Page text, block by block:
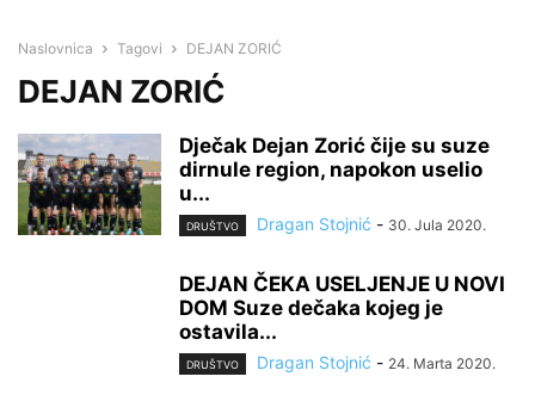
Naslovnica Tagovi DEJAN ZORIĆ
DEJAN ZORIĆ
Dječak Dejan Zorić čije su suze
dirnule region, napokon uselio
u...
DRUŠTVO Dragan Stojnić - 30. Jula 2020.
DEJAN ČEKA USELJENJE U NOVI
DOM Suze dečaka kojeg je
ostavila...
DRUŠTVO Dragan Stojnić - 24. Marta 2020.